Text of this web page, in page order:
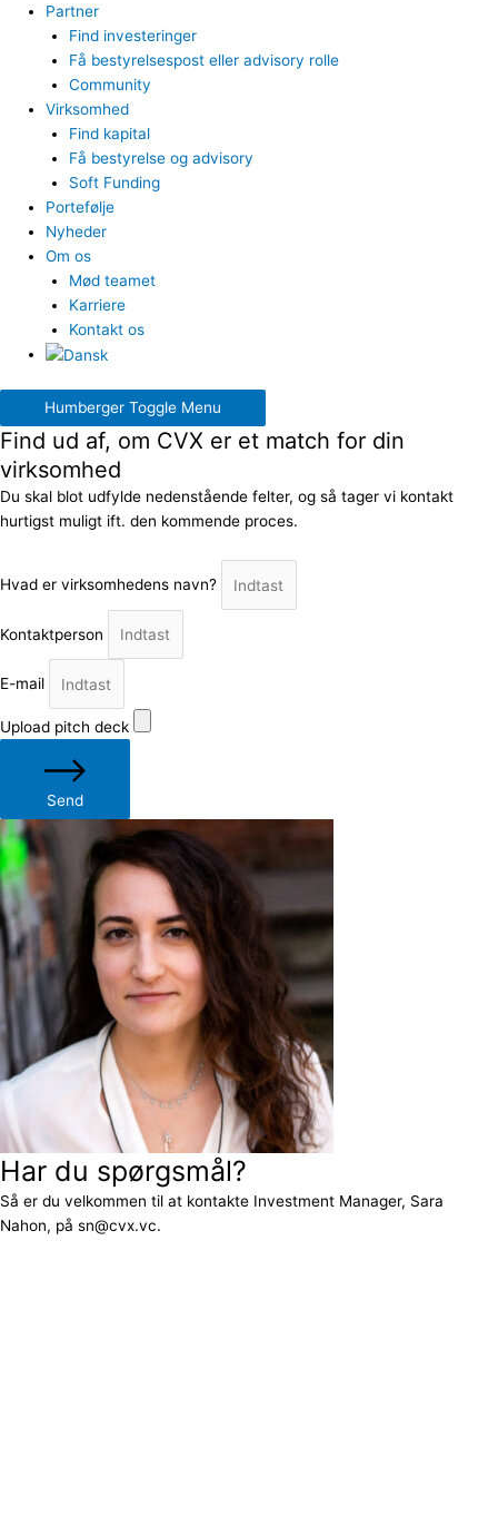
Partner
Find investeringer
Få bestyrelsespost eller advisory rolle
Community
Virksomhed
Find kapital
Få bestyrelse og advisory
Soft Funding
Portefølje
Nyheder
Om os
Mød teamet
Karriere
Kontakt os
Humberger Toggle Menu
Find ud af, om CVX er et match for din
virksomhed
Du skal blot udfylde nedenstående felter, og så tager vi kontakt
hurtigst muligt ift. den kommende proces.
Hvad er virksomhedens navn?
Kontaktperson
E-mail
Upload pitch deck
Send
Har du spørgsmål?
Så er du velkommen til at kontakte Investment Manager, Sara
Nahon, på sn@cvx.vc.